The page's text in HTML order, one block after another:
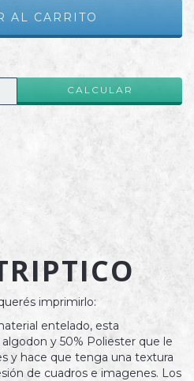
CALCULAR
imprimirlo:
entelado, esta
y 50% Poliester que le
y hace que tenga una textura
de cuadros e imagenes. Los